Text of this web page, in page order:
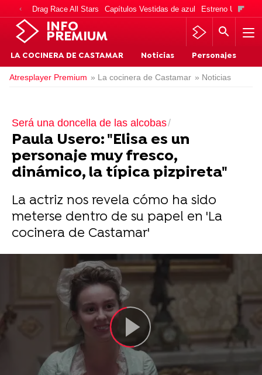
Drag Race All Stars Capítulos Vestidas de azul Estreno Una
INFO
PREMIUM
LA COCINERA DE CASTAMAR Noticias Personajes
Atresplayer Premium » La cocinera de Castamar » Noticias
Será una doncella de las alcobas
Paula Usero: "Elisa es un
personaje muy fresco,
dinámico, la típica pizpireta"
La actriz nos revela cómo ha sido
meterse dentro de su papel en 'La
cocinera de Castamar'